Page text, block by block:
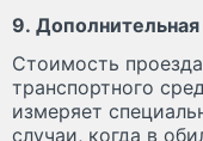
9.
Стоимость
транспортного
измеряет
случаи, когда в